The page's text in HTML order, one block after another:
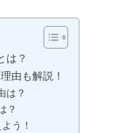
は？
由も解説！
は？
？
う！